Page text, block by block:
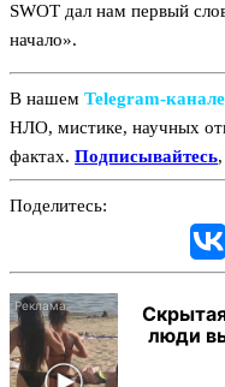
SWOT дал нам первый
начало».
В нашем Telegram‑канале
НЛО, мистике, научных
фактах. Подписывайтесь
Поделитесь:
люди